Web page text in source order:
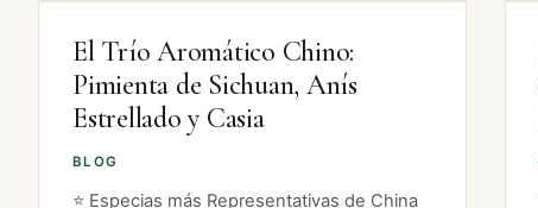
BLOG
El Trío Aromático Chino:
Pimienta de Sichuan, Anís
Estrellado y Casia
⭐ Especias más Representativas de China